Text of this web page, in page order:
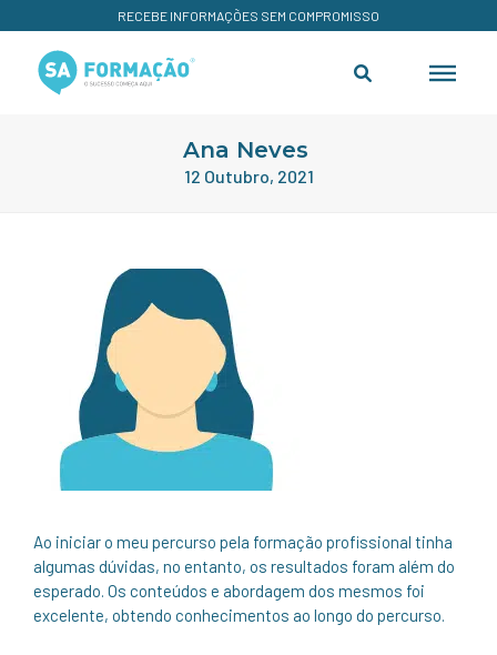
RECEBE INFORMAÇÕES SEM COMPROMISSO
Ana Neves
12 Outubro, 2021
Ao iniciar o meu percurso pela formação profissional tinha
algumas dúvidas, no entanto, os resultados foram além do
esperado. Os conteúdos e abordagem dos mesmos foi
excelente, obtendo conhecimentos ao longo do percurso.